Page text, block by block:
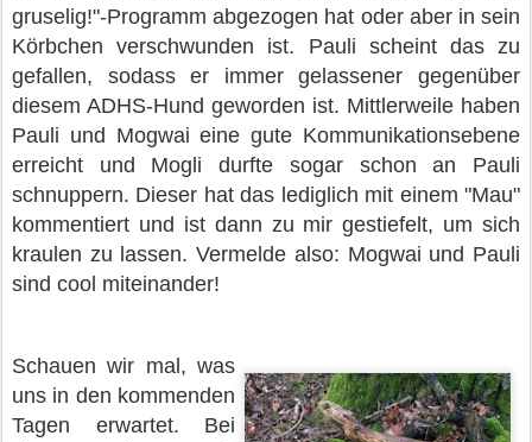
gruselig!"-Programm abgezogen hat oder aber in sein
Körbchen verschwunden ist. Pauli scheint das zu
gefallen, sodass er immer gelassener gegenüber
diesem ADHS-Hund geworden ist. Mittlerweile haben
Pauli und Mogwai eine gute Kommunikationsebene
erreicht und Mogli durfte sogar schon an Pauli
schnuppern. Dieser hat das lediglich mit einem "Mau"
kommentiert und ist dann zu mir gestiefelt, um sich
kraulen zu lassen. Vermelde also: Mogwai und Pauli
sind cool miteinander!
Schauen wir mal, was
uns in den kommenden
Tagen erwartet. Bei